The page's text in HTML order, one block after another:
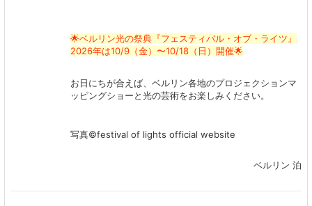
🌟ベルリン光の祭典『フェスティバル・オブ・ライツ』
2026年は10/9（金）〜10/18（日）開催🌟
お日にちが合えば、ベルリン各地のプロジェクションマ
ッピングショーと光の芸術をお楽しみください。
写真©festival of lights official website
ベルリン 泊